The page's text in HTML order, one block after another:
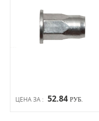
ЦЕНА ЗА : 52.84 РУБ.